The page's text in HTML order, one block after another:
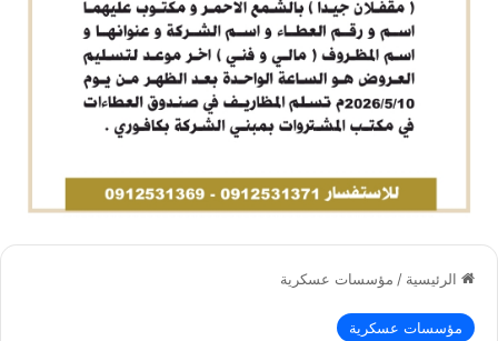
الرئيسية / مؤسسات عسكرية
مؤسسات عسكرية